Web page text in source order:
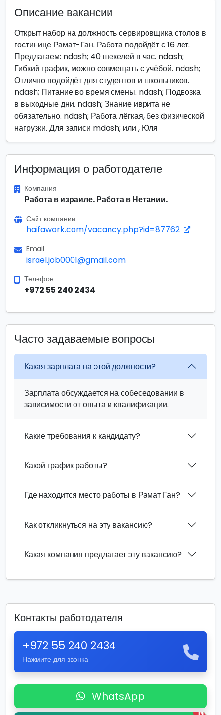
Описание вакансии
Открыт набор на должность сервировщика столов в
гостинице Рамат-Ган. Работа подойдёт с 16 лет.
Предлагаем: ndash; 40 шекелей в час. ndash;
Гибкий график, можно совмещать с учёбой. ndash;
Отлично подойдёт для студентов и школьников.
ndash; Питание во время смены. ndash; Подвозка
в выходные дни. ndash; Знание иврита не
обязательно. ndash; Работа лёгкая, без физической
нагрузки. Для записи mdash; или , Юля
Информация о работодателе
Компания
Работа в израиле. Работа в Нетании.
Сайт компании
haifawork.com/vacancy.php?id=87762
Email
israel.job0001@gmail.com
Телефон
+972 55 240 2434
Часто задаваемые вопросы
Какая зарплата на этой должности?
Зарплата обсуждается на собеседовании в
зависимости от опыта и квалификации.
Какие требования к кандидату?
Какой график работы?
Где находится место работы в Рамат Ган?
Как откликнуться на эту вакансию?
Какая компания предлагает эту вакансию?
Контакты работодателя
+972 55 240 2434
Нажмите для звонка
WhatsApp
New